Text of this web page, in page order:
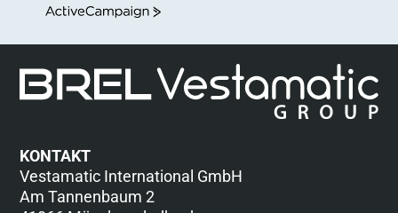
ActiveCampaign
KONTAKT
Vestamatic International GmbH
Am Tannenbaum 2